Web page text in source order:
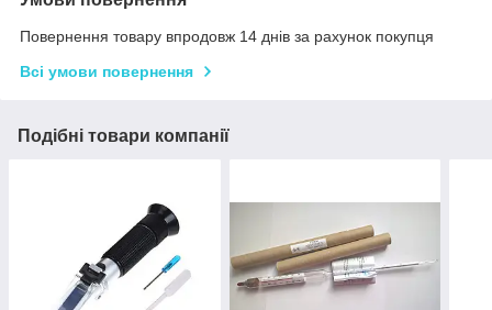
Повернення товару впродовж 14 днів за рахунок покупця
Всі умови повернення
Подібні товари компанії